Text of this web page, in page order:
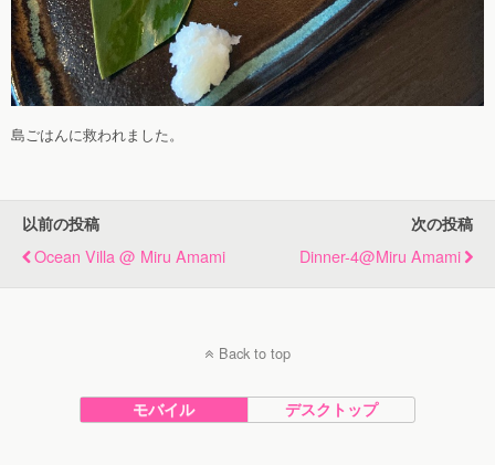
島ごはんに救われました。
以前の投稿
Ocean Villa @ Miru Amami
次の投稿
Dinner-4@miru Amami
Back to top
モバイル デスクトップ